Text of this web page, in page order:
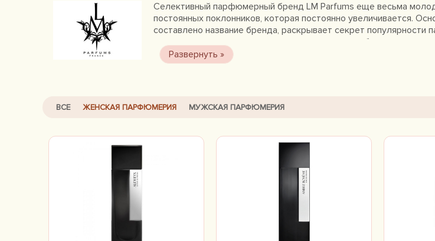
Селективный парфюмерный бренд LM Parfums еще весьма
постоянных поклонников, которая постоянно увеличивается.
составлено название бренда, раскрывает секрет
условие при создании аромата, создавать их как будто только
Лорана, можно смело доверять, ведь ароматы этого
стремительно завоевывают Европу и весь мир.
ВСЕ ЖЕНСКАЯ ПАРФЮМЕРИЯ МУЖСКАЯ ПАРФЮМЕРИЯ